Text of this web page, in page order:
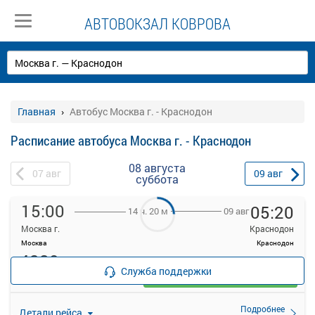
АВТОВОКЗАЛ КОВРОВА
Главная Автобус Москва г. - Краснодон
Расписание автобуса Москва г. - Краснодон
07 авг 08 августа
суббота 09 авг
15:00
Москва г.
Москва
14 ч. 20 м 09 авг05:20
Краснодон
Краснодон
Подробнее
4280
Выбрать
Служба поддержки